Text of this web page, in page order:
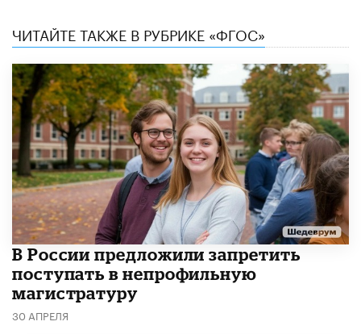
ЧИТАЙТЕ ТАКЖЕ В РУБРИКЕ «ФГОС»
В России предложили запретить
поступать в непрофильную
магистратуру
30 АПРЕЛЯ